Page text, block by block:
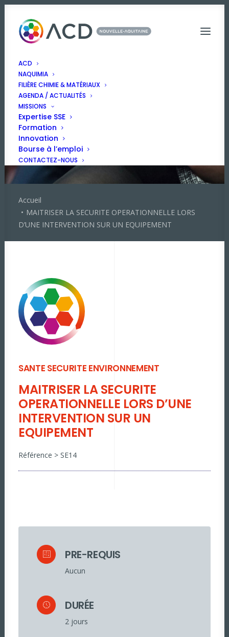
ACD
NAQUIMIA
FILIÈRE CHIMIE & MATÉRIAUX
AGENDA / ACTUALITÉS
MISSIONS
Expertise SSE
Formation
Innovation
Bourse à l’emploi
CONTACTEZ-NOUS
Accueil
MAITRISER LA SECURITE OPERATIONNELLE LORS
D’UNE INTERVENTION SUR UN EQUIPEMENT
SANTE SECURITE ENVIRONNEMENT
MAITRISER LA SECURITE
OPERATIONNELLE LORS D’UNE
INTERVENTION SUR UN
EQUIPEMENT
Référence > SE14
PRE-REQUIS
Aucun
DURÉE
2 jours